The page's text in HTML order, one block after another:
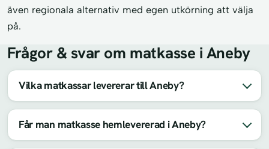
även regionala alternativ med egen utkörning att välja
på.
Frågor & svar om matkasse i Aneby
Vilka matkassar levererar till Aneby?
Får man matkasse hemlevererad i Aneby?